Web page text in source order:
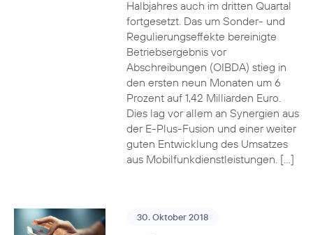
Halbjahres auch im dritten Quartal
fortgesetzt. Das um Sonder- und
Regulierungseffekte bereinigte
Betriebsergebnis vor
Abschreibungen (OIBDA) stieg in
den ersten neun Monaten um 6
Prozent auf 1,42 Milliarden Euro.
Dies lag vor allem an Synergien aus
der E-Plus-Fusion und einer weiter
guten Entwicklung des Umsatzes
aus Mobilfunkdienstleistungen. […]
30. Oktober 2018